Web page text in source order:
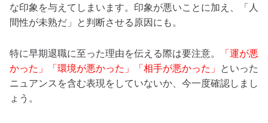
な印象を与えてしまいます。印象が悪いことに加え、「人
間性が未熟だ」と判断させる原因にも。
特に早期退職に至った理由を伝える際は要注意。
「運が悪
かった」「環境が悪かった」「相手が悪かった」
といった
ニュアンスを含む表現をしていないか、今一度確認しまし
ょう。